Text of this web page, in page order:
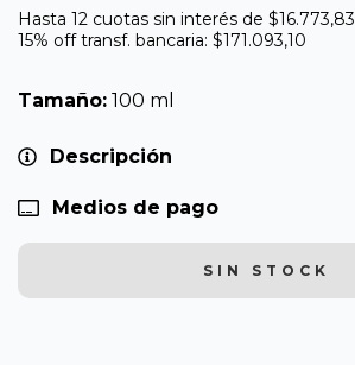
Hasta 12 cuotas sin interés de $16.773,83
15% off transf. bancaria: $171.093,10
Tamaño: 100 ml
Descripción
Medios de pago